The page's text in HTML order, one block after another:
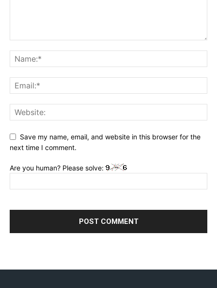
Save my name, email, and website in this browser for the
next time I comment.
Are you human? Please solve: